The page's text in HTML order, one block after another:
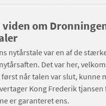
viden om
nytårstale var en af de
Det var her,
når talen var slut, kunne
Kong Frederik
er garanteret ens.